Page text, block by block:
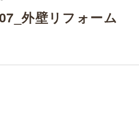
外壁リフォーム